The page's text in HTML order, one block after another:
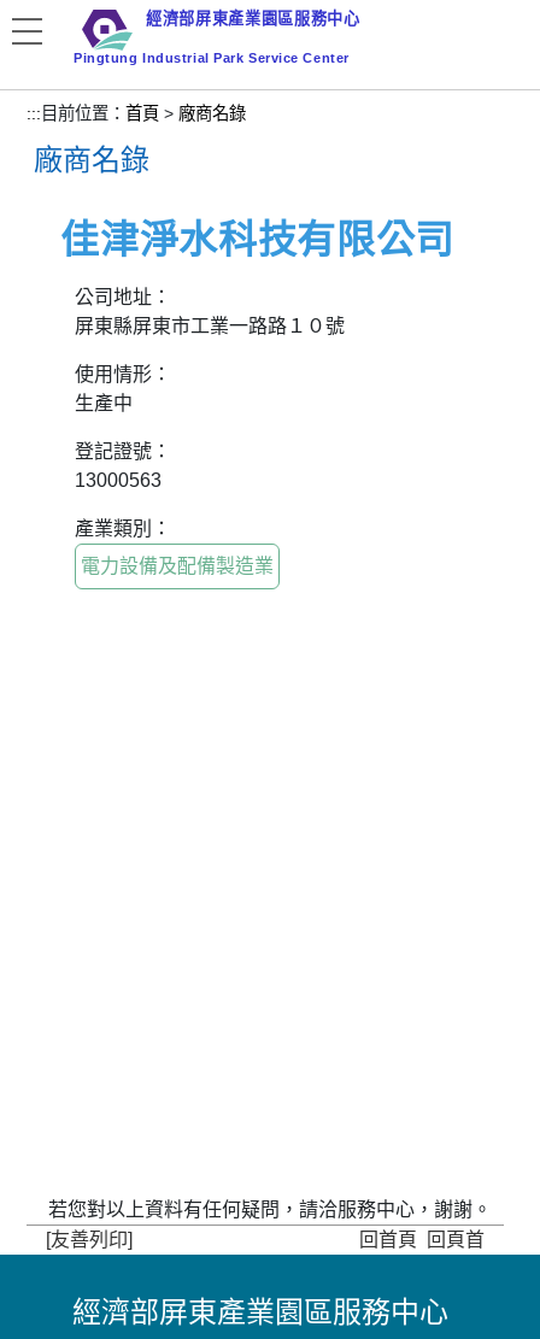
到
要
內
容
塊
經濟部屏東產業園區服務中心
Pingtung Industrial Park Service Center
::: 目前位置：首頁 > 廠商名錄
廠商名錄
佳津淨水科技有限公司
公司地址：
屏東縣屏東市工業一路路１０號
使用情形：
生產中
登記證號：
13000563
產業類別：
電力設備及配備製造業
若您對以上資料有任何疑問，請洽服務中心，謝謝。
[友善列印]
回首頁 回頁首
:經濟部屏東產業園區服務中心